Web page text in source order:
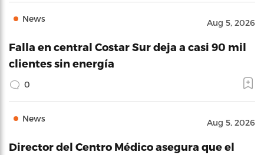
News Aug 5, 2026
Falla en central Costar Sur deja a casi 90 mil
clientes sin energía
0
News Aug 5, 2026
Director del Centro Médico asegura que el